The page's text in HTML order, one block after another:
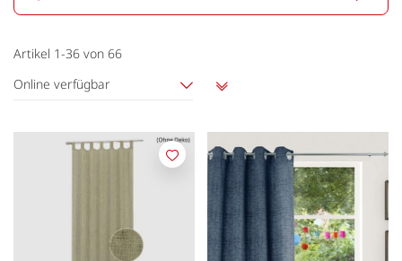
Artikel 1-36 von 66
Online verfügbar
Merken